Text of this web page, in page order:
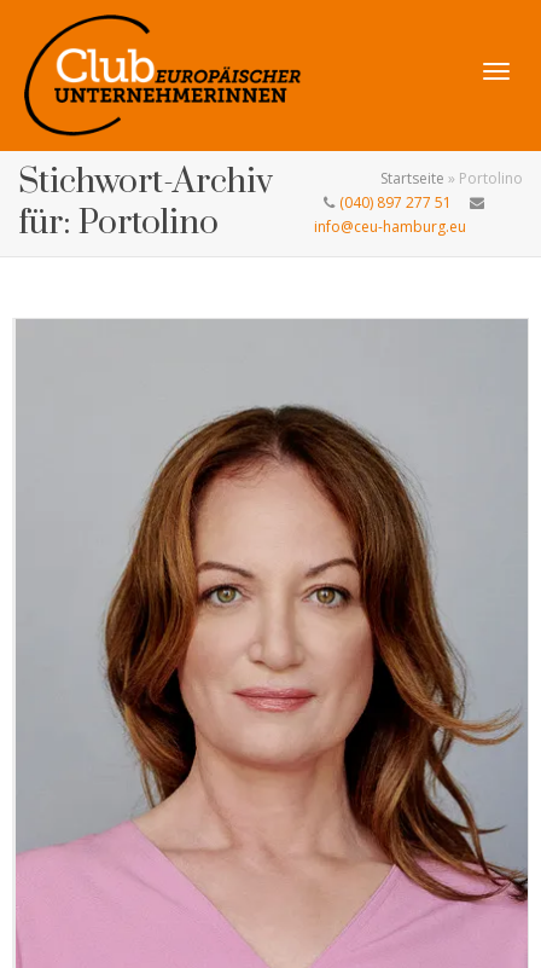
Stichwort-Archiv
für: Portolino
Startseite » Portolino
(040) 897 277 51
info@ceu-hamburg.eu